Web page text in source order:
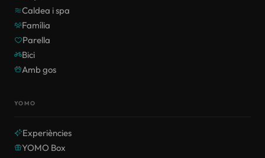
Caldea i spa
Família
Parella
Bici
Amb gos
YOMO
Experiències
YOMO Box